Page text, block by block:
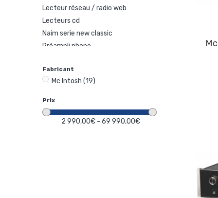
Mc Intosh MC 207 Ampli
lecteur réseau / radio web
lecteurs cd
naim serie new classic
préampli phono
tuners
gamme naim audio
convertisseurs
gamme triangle club magellan
sonus faber
Fabricant
Mc Intosh (19)
Prix
2 990,00€ - 69 990,00€